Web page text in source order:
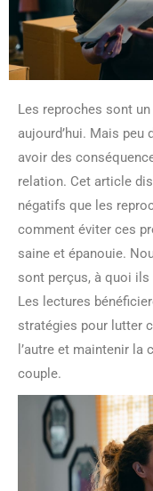
Les reproches sont
aujourd’hui. Mais
avoir des
relation. Cet article
négatifs que les
comment éviter ces
saine et épanouie.
sont perçus, à quoi
Les lectures
stratégies pour lutter
l’autre et maintenir
couple.